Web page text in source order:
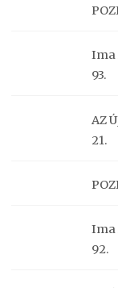
Ima
93.
AZ
21.
Ima
92.